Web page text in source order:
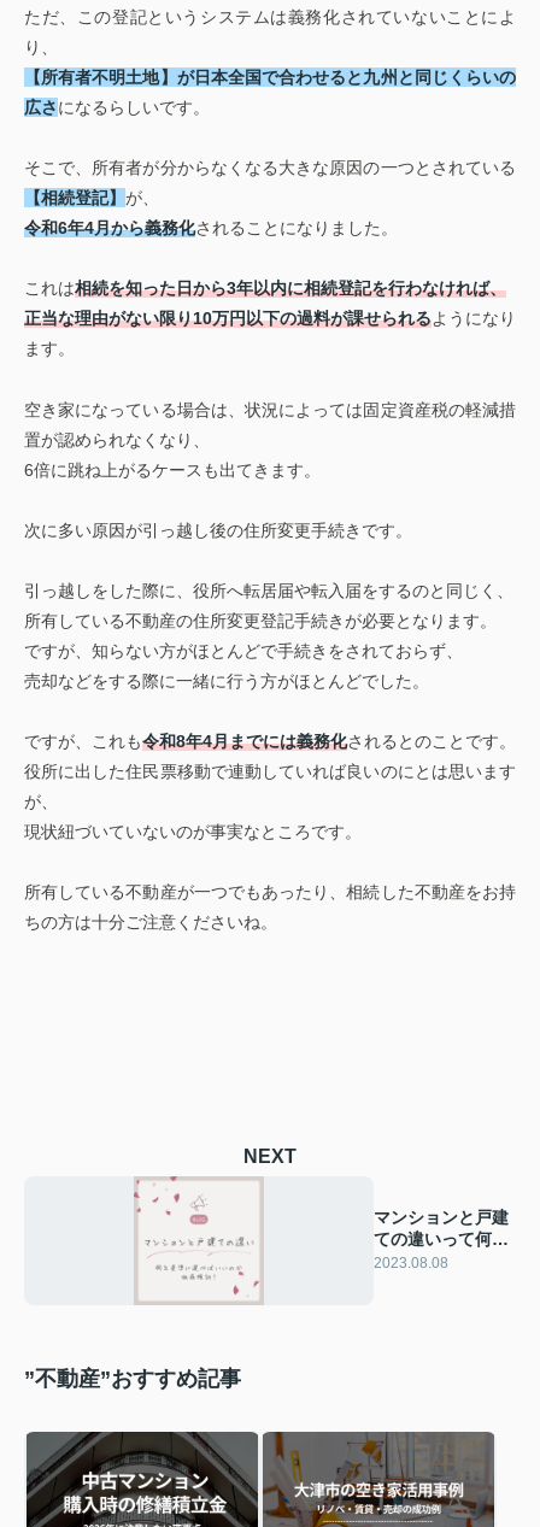
ただ、この登記というシステムは義務化されていないことによ
り、
【所有者不明土地】が日本全国で合わせると九州と同じくらいの
広さになるらしいです。
そこで、所有者が分からなくなる大きな原因の一つとされている
【相続登記】 が、
令和6年4月から義務化されることになりました。
これは相続を知った日から3年以内に相続登記を行わなければ、
正当な理由がない限り10万円以下の過料が課せられるようになり
ます。
空き家になっている場合は、状況によっては固定資産税の軽減措
置が認められなくなり、
6倍に跳ね上がるケースも出てきます。
次に多い原因が引っ越し後の住所変更手続きです。
引っ越しをした際に、役所へ転居届や転入届をするのと同じく、
所有している不動産の住所変更登記手続きが必要となります。
ですが、知らない方がほとんどで手続きをされておらず、
売却などをする際に一緒に行う方がほとんどでした。
ですが、これも令和8年4月までには義務化されるとのことです。
役所に出した住民票移動で連動していれば良いのにとは思います
が、
現状紐づいていないのが事実なところです。
所有している不動産が一つでもあったり、相続した不動産をお持
ちの方は十分ご注意くださいね。
NEXT
マンションと戸建
ての違いって何⁉
何を基準に選ぶの
2023.08.08
”不動産”おすすめ記事